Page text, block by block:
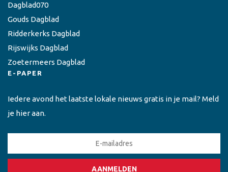
Dagblad070
Gouds Dagblad
Ridderkerks Dagblad
Rijswijks Dagblad
Zoetermeers Dagblad
E-PAPER
Iedere avond het laatste lokale nieuws gratis in je mail? Meld
je hier aan.